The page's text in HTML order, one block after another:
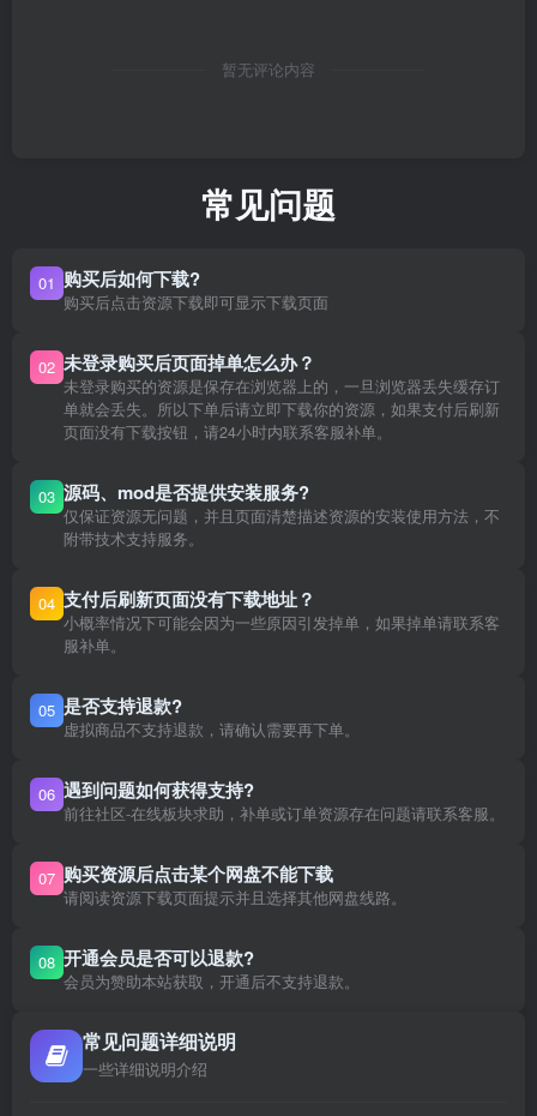
暂无评论内容
常见问题
01 购买后如何下载?
购买后点击资源下载即可显示下载页面
02 未登录购买后页面掉单怎么办？
未登录购买的资源是保存在浏览器上的，一旦浏览器丢失缓存订
单就会丢失。所以下单后请立即下载你的资源，如果支付后刷新
页面没有下载按钮，请24小时内联系客服补单。
03 源码、mod是否提供安装服务?
仅保证资源无问题，并且页面清楚描述资源的安装使用方法，不
附带技术支持服务。
04 支付后刷新页面没有下载地址？
小概率情况下可能会因为一些原因引发掉单，如果掉单请联系客
服补单。
05 是否支持退款?
虚拟商品不支持退款，请确认需要再下单。
06 遇到问题如何获得支持?
前往社区-在线板块求助，补单或订单资源存在问题请联系客服。
07 购买资源后点击某个网盘不能下载
请阅读资源下载页面提示并且选择其他网盘线路。
08 开通会员是否可以退款?
会员为赞助本站获取，开通后不支持退款。
常见问题详细说明
一些详细说明介绍